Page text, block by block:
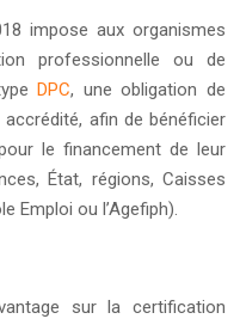
impose aux organismes
professionnelle ou de
DPC, une obligation de
afin de bénéficier
le financement de leur
État, régions, Caisses
Emploi ou l’Agefiph).
sur la certification